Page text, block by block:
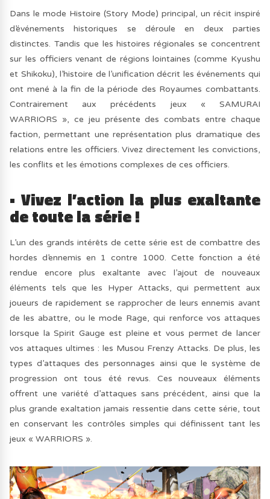
Dans le mode Histoire (Story Mode) principal, un récit inspiré
d’événements historiques se déroule en deux parties
distinctes. Tandis que les histoires régionales se concentrent
sur les officiers venant de régions lointaines (comme Kyushu
et Shikoku), l’histoire de l’unification décrit les événements qui
ont mené à la fin de la période des Royaumes combattants.
Contrairement aux précédents jeux « SAMURAI
WARRIORS », ce jeu présente des combats entre chaque
faction, permettant une représentation plus dramatique des
relations entre les officiers. Vivez directement les convictions,
les conflits et les émotions complexes de ces officiers.
• Vivez l’action la plus exaltante
de toute la série !
L’un des grands intérêts de cette série est de combattre des
hordes d’ennemis en 1 contre 1000. Cette fonction a été
rendue encore plus exaltante avec l’ajout de nouveaux
éléments tels que les Hyper Attacks, qui permettent aux
joueurs de rapidement se rapprocher de leurs ennemis avant
de les abattre, ou le mode Rage, qui renforce vos attaques
lorsque la Spirit Gauge est pleine et vous permet de lancer
vos attaques ultimes : les Musou Frenzy Attacks. De plus, les
types d’attaques des personnages ainsi que le système de
progression ont tous été revus. Ces nouveaux éléments
offrent une variété d’attaques sans précédent, ainsi que la
plus grande exaltation jamais ressentie dans cette série, tout
en conservant les contrôles simples qui définissent tant les
jeux « WARRIORS ».